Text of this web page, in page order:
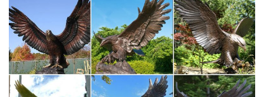
gazetarb.ru/search/?q=БГУ
В столице РБ повысились цены на ряд продуктов.
cheboksary.ru/chuv/677/10
В Чебоксарах на карантин закрылись уже 17 школ.